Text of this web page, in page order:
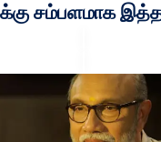
சம்பளமாக